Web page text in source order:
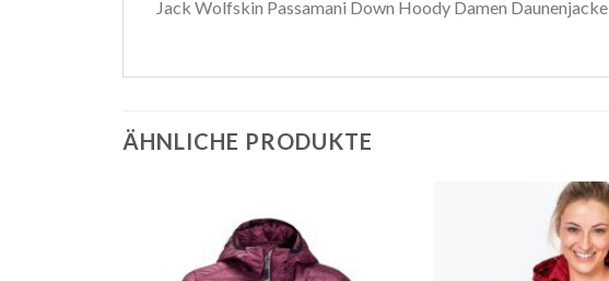
Jack Wolfskin Passamani Down Hoody Damen Daunenjacke
ÄHNLICHE PRODUKTE